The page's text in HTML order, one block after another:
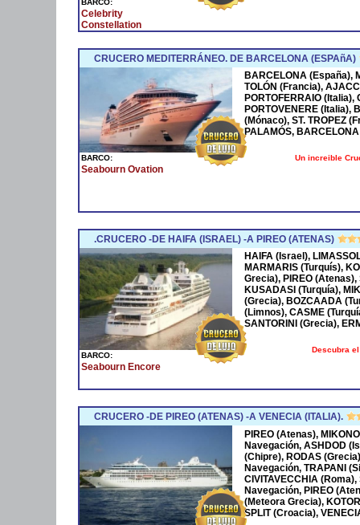
Celebrity
Constellation
CRUCERO MEDITERRÁNEO. DE BARCELONA (ESPAñA)
BARCO:
Seabourn Ovation
BARCELONA (España),
TOLÓN (Francia),
PORTOFERRAIO (Italia),
PORTOVENERE (Italia),
(Mónaco), ST. TROPEZ
PALAMÓS,
Un increible
.CRUCERO -DE HAIFA (ISRAEL) -A PIREO (ATENAS)
BARCO:
Seabourn Encore
HAIFA (Israel),
MARMARIS (Turquís),
Grecia), PIREO (Atenas),
KUSADASI (Turquía),
(Grecia), BOZCAADA
(Limnos), CASME
SANTORINI (Grecia),
Descubra
CRUCERO -DE PIREO (ATENAS) -A VENECIA (ITALIA).
PIREO (Atenas),
Navegación, ASHDOD
(Chipre), RODAS
Navegación, TRAPANI
CIVITAVECCHIA
Navegación, PIREO
(Meteora Grecia),
SPLIT (Croacia),